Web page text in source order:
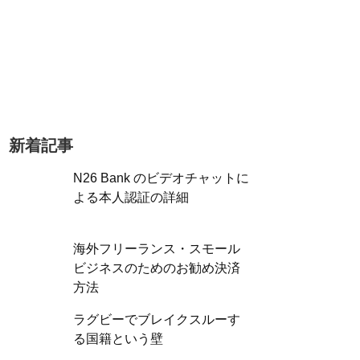
新着記事
N26 Bank のビデオチャットに
よる本人認証の詳細
海外フリーランス・スモール
ビジネスのためのお勧め決済
方法
ラグビーでブレイクスルーす
る国籍という壁